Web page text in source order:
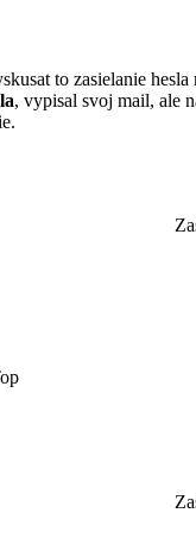
to zasielanie
, vypisal svoj mail, ale